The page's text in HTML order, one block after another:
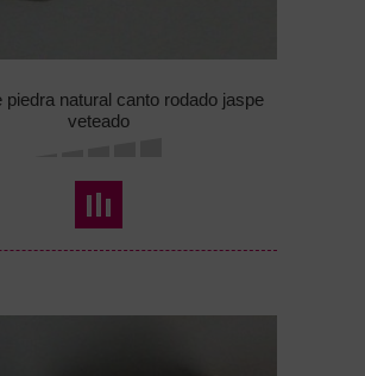
piedra natural canto rodado jaspe
veteado